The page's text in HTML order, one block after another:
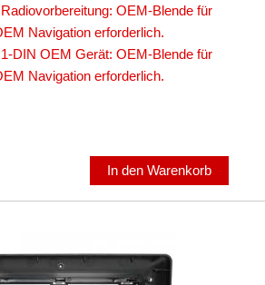
OEM-Blende für
Navigation erforderlich.
DIN OEM Gerät: OEM-Blende für
Navigation erforderlich.
In den Warenkorb